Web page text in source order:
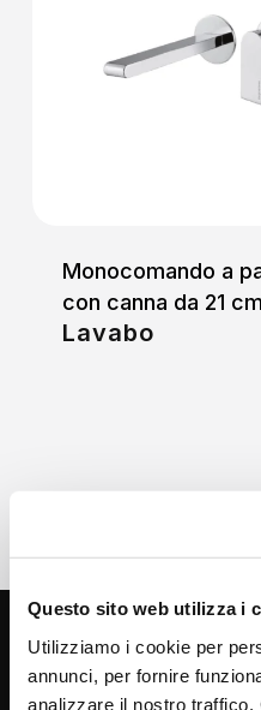
Questo sito web utilizza i
Utilizziamo i cookie per
annunci, per fornire
analizzare il nostro traffico.
Monocomando a
con canna da 21 cm
Lavabo